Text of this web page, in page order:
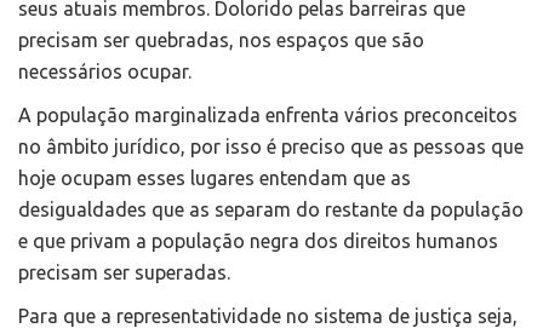
seus atuais membros. Dolorido pelas barreiras que
precisam ser quebradas, nos espaços que são
necessários ocupar.
A população marginalizada enfrenta vários preconceitos
no âmbito jurídico, por isso é preciso que as pessoas que
hoje ocupam esses lugares entendam que as
desigualdades que as separam do restante da população
e que privam a população negra dos direitos humanos
precisam ser superadas.
Para que a representatividade no sistema de justiça seja,